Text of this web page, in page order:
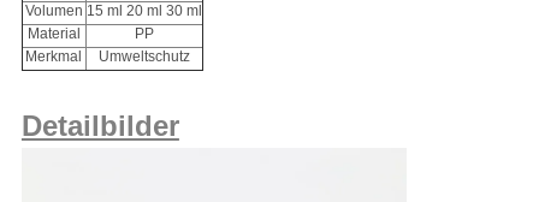
Volumen 15 ml 20 ml 30 ml
Material
PP
Merkmal
Umweltschutz
Detailbilder